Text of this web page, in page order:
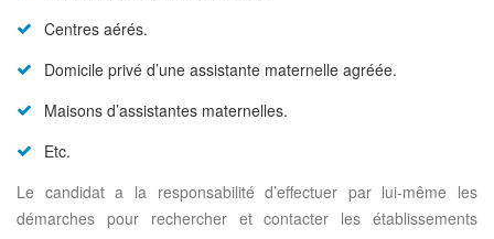
Centres aérés.
Domicile privé d’une assistante maternelle agréée.
Maisons d’assistantes maternelles.
Etc.
Le candidat a la responsabilité d’effectuer par lui-même les
démarches pour rechercher et contacter les établissements